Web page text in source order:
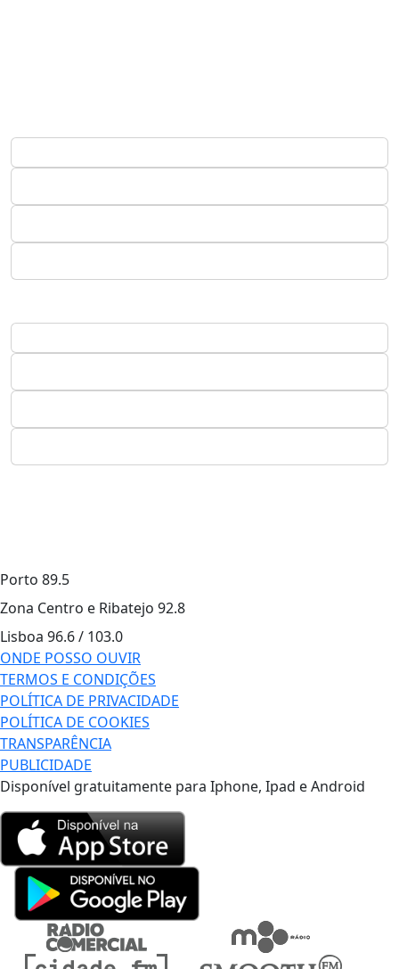
Porto 89.5
Zona Centro e Ribatejo 92.8
Lisboa 96.6 / 103.0
ONDE POSSO OUVIR
TERMOS E CONDIÇÕES
POLÍTICA DE PRIVACIDADE
POLÍTICA DE COOKIES
TRANSPARÊNCIA
PUBLICIDADE
Disponível gratuitamente para Iphone, Ipad e Android